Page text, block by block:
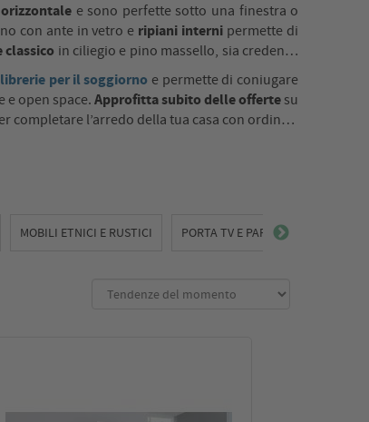
e sono perfette sotto una finestra o
con ante in vetro e ripiani interni permette di
classico in ciliegio e pino massello, sia credenze
librerie per il soggiorno e permette di coniugare
e open space.Approfitta subito delle offerte su
l’arredo della tua casa con ordine e
MOBILI ETNICI E RUSTICI PORTA TV E PARETI SOGGIORNO